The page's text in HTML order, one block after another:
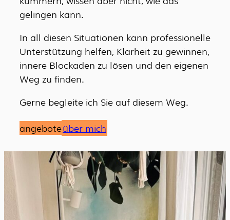
gelingen kann.
In all diesen Situationen kann professionelle
Unterstützung helfen, Klarheit zu gewinnen,
innere Blockaden zu lösen und den eigenen
Weg zu finden.
Gerne begleite ich Sie auf diesem Weg.
angeboteüber mich